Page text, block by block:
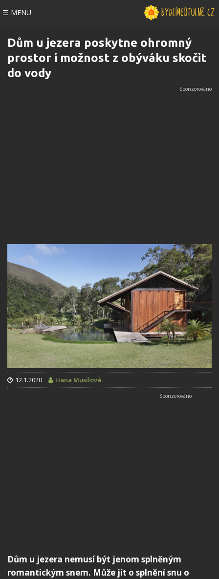
☰ MENU
Dům u jezera poskytne ohromný
prostor i možnost z obýváku skočit
do vody
12.1.2020 Hana Musilová
Dům u jezera nemusí být jenom splněným
romantickým snem. Může jít o splnění snu o